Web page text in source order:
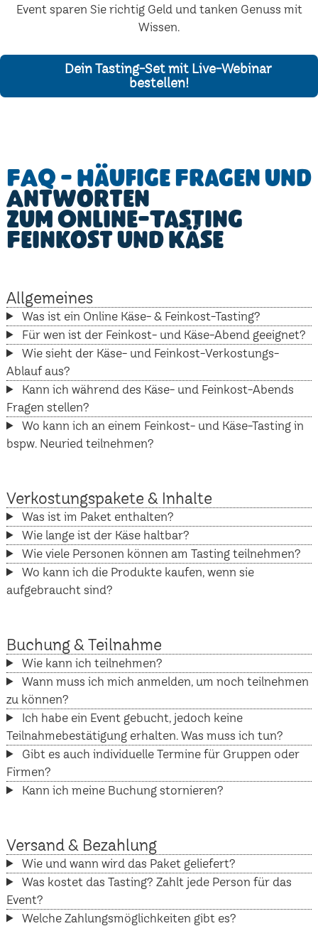
Event sparen Sie richtig Geld und tanken Genuss mit
Wissen.
Dein Tasting-Set mit Live-Webinar
bestellen!
FAQ - Häufige Fragen und
Antworten
zum Online-Tasting
Feinkost und Käse
Allgemeines
Was ist ein Online Käse- & Feinkost-Tasting?
Für wen ist der Feinkost- und Käse-Abend geeignet?
Wie sieht der Käse- und Feinkost-Verkostungs-
Ablauf aus?
Kann ich während des Käse- und Feinkost-Abends
Fragen stellen?
Wo kann ich an einem Feinkost- und Käse-Tasting in
bspw. Neuried teilnehmen?
Verkostungspakete & Inhalte
Was ist im Paket enthalten?
Wie lange ist der Käse haltbar?
Wie viele Personen können am Tasting teilnehmen?
Wo kann ich die Produkte kaufen, wenn sie
aufgebraucht sind?
Buchung & Teilnahme
Wie kann ich teilnehmen?
Wann muss ich mich anmelden, um noch teilnehmen
zu können?
Ich habe ein Event gebucht, jedoch keine
Teilnahmebestätigung erhalten. Was muss ich tun?
Gibt es auch individuelle Termine für Gruppen oder
Firmen?
Kann ich meine Buchung stornieren?
Versand & Bezahlung
Wie und wann wird das Paket geliefert?
Was kostet das Tasting? Zahlt jede Person für das
Event?
Welche Zahlungsmöglichkeiten gibt es?